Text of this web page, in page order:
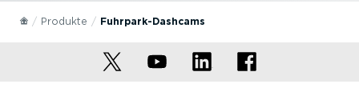
Produkte Fuhrpar­k-Da­shcams